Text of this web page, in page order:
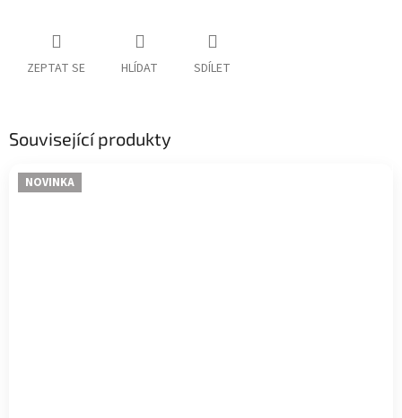
ZEPTAT SE HLÍDAT SDÍLET
Související produkty
NOVINKA